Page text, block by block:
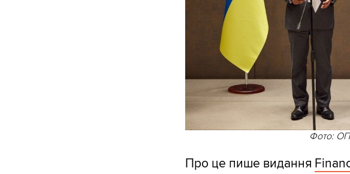
Фото: ОП
Про це пише видання